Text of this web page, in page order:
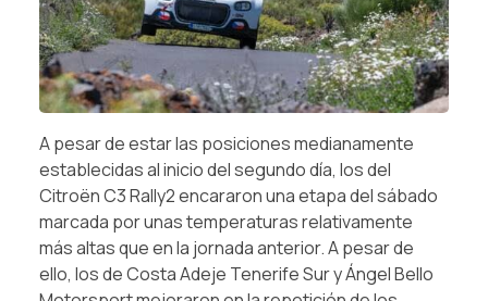
A pesar de estar las posiciones medianamente
establecidas al inicio del segundo día, los del
Citroën C3 Rally2 encararon una etapa del sábado
marcada por unas temperaturas relativamente
más altas que en la jornada anterior. A pesar de
ello, los de Costa Adeje Tenerife Sur y Ángel Bello